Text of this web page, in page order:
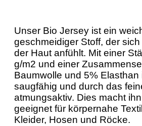
Unser Bio Jersey ist ein
geschmeidiger Stoff, der
der Haut anfühlt. Mit einer
g/m2 und einer
Baumwolle und 5% Elasthan
saugfähig und durch das
atmungsaktiv. Dies macht
geeignet für körpernahe
Kleider, Hosen und Röcke.